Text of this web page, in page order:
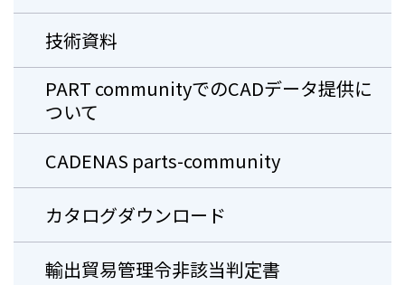
技術資料
PART communityでのCADデータ提供に
ついて
CADENAS parts-community
カタログダウンロード
輸出貿易管理令非該当判定書